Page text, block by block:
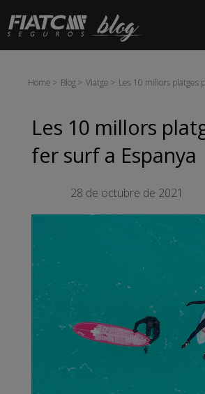
Salta al contingut principal
Home Blog Viatge Les 10 millors platges
Les 10 millors
fer surf a Espanya
28 de octubre de 2021